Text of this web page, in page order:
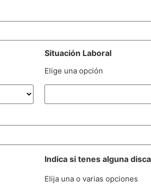
Situación Laboral
Elige una opción
Indica si tenes alguna
Elija una o varias opciones